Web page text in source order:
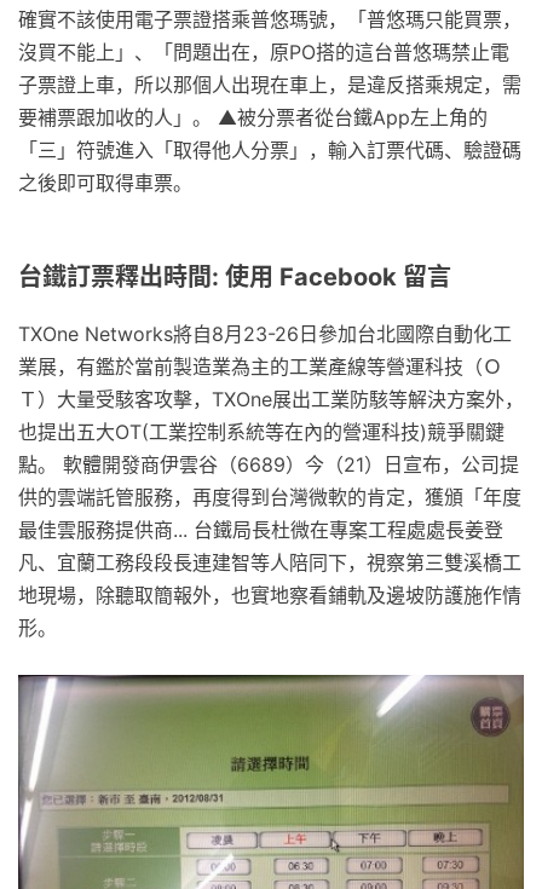
確實不該使用電子票證搭乘普悠瑪號，「普悠瑪只能買票，
沒買不能上」、「問題出在，原PO搭的這台普悠瑪禁止電
子票證上車，所以那個人出現在車上，是違反搭乘規定，需
要補票跟加收的人」。 ▲被分票者從台鐵App左上角的
「三」符號進入「取得他人分票」，輸入訂票代碼、驗證碼
之後即可取得車票。
台鐵訂票釋出時間: 使用 Facebook 留言
TXOne Networks將自8月23-26日參加台北國際自動化工
業展，有鑑於當前製造業為主的工業產線等營運科技（Ｏ
Ｔ）大量受駭客攻擊，TXOne展出工業防駭等解決方案外，
也提出五大OT(工業控制系統等在內的營運科技)競爭關鍵
點。 軟體開發商伊雲谷（6689）今（21）日宣布，公司提
供的雲端託管服務，再度得到台灣微軟的肯定，獲頒「年度
最佳雲服務提供商... 台鐵局長杜微在專案工程處處長姜登
凡、宜蘭工務段段長連建智等人陪同下，視察第三雙溪橋工
地現場，除聽取簡報外，也實地察看鋪軌及邊坡防護施作情
形。